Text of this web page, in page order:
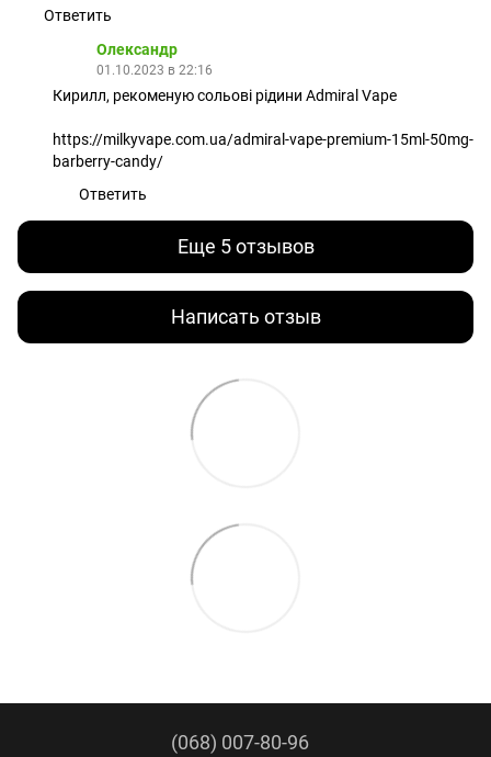
Ответить
Олександр
01.10.2023 в 22:16
Кирилл, рекоменую сольові рідини Admiral Vape
https://milkyvape.com.ua/admiral-vape-premium-15ml-50mg-
barberry-candy/
Ответить
Еще 5 отзывов
Написать отзыв
(068) 007-80-96